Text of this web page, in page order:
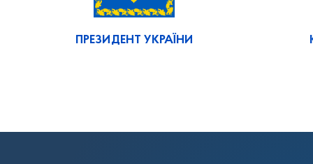
ПРЕЗИДЕНТ УКРАЇНИ